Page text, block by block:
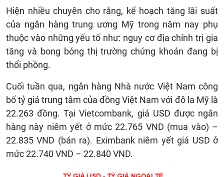
Hiện nhiều chuyên cho rằng, kế hoạch tăng lãi suất
của ngân hàng trung ương Mỹ trong năm nay phụ
thuộc vào những yếu tố như: nguy cơ địa chính trị gia
tăng và bong bóng thị trường chứng khoán đang bị
thổi phồng.
Cuối tuần qua, ngân hàng Nhà nước Việt Nam công
bố tỷ giá trung tâm của đồng Việt Nam với đô la Mỹ là
22.263 đồng. Tại Vietcombank, giá USD được ngân
hàng này niêm yết ở mức 22.765 VND (mua vào) –
22.835 VND (bán ra). Eximbank niêm yết giá USD ở
mức 22.740 VND – 22.840 VND.